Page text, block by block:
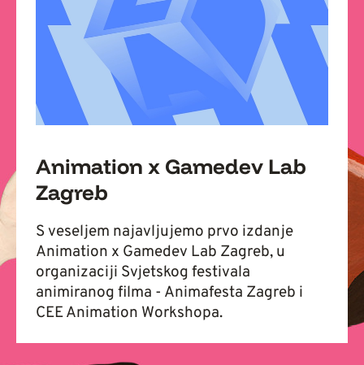
Animation x Gamedev Lab
Zagreb
S veseljem najavljujemo prvo izdanje
Animation x Gamedev Lab Zagreb, u
organizaciji Svjetskog festivala
animiranog filma - Animafesta Zagreb i
CEE Animation Workshopa.